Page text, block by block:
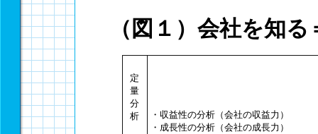
（図１）会社を知
定
量
分
析
・収益性の分析（会社の収益力）
・成長性の分析（会社の成長力）